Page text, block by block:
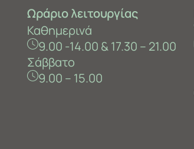
Ωράριο λειτουργίας
Καθημερινά
9.00 -14.00 & 17.30 – 21.00
Σάββατο
9.00 – 15.00